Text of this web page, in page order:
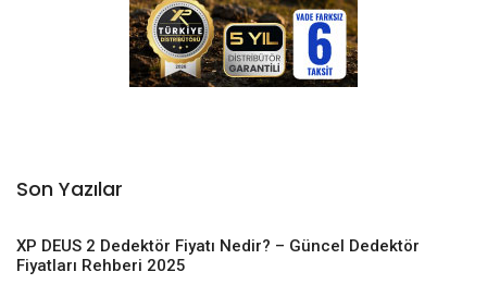
Son Yazılar
XP DEUS 2 Dedektör Fiyatı Nedir? – Güncel Dedektör
Fiyatları Rehberi 2025